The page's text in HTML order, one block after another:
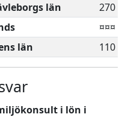
län
270
¤¤¤
län
110
i lön i